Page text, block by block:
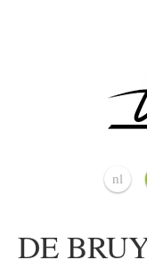
nl
DE